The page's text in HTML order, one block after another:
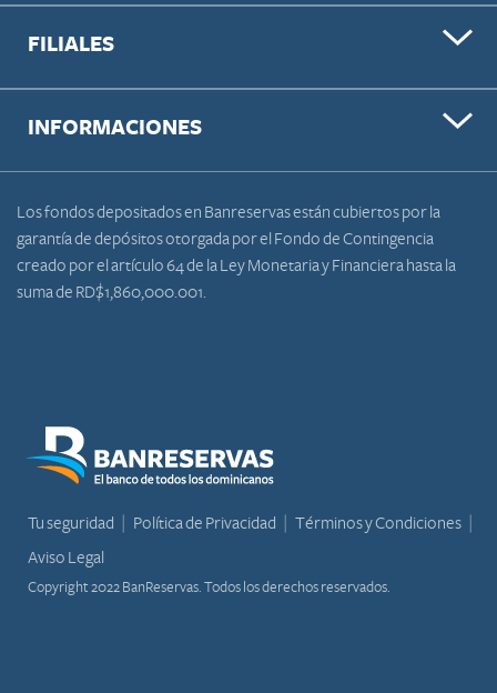
FILIALES
INFORMACIONES
Los fondos depositados en Banreservas están cubiertos por la
garantía de depósitos otorgada por el Fondo de Contingencia
creado por el artículo 64 de la Ley Monetaria y Financiera hasta la
suma de RD$1,860,000.001.
Tu seguridad Política de Privacidad
Términos y Condiciones
Aviso Legal
Copyright 2022 BanReservas. Todos los derechos reservados.